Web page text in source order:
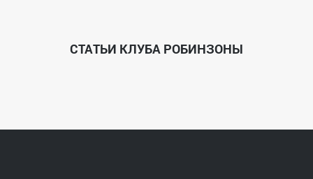
СТАТЬИ КЛУБА РОБИНЗОНЫ